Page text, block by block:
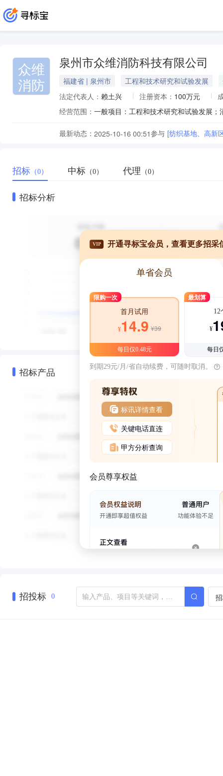
众维
消防
泉州市众维消防科技有限公司
福建省 | 泉州市 工程和技术研究和试验发展
法定代表人： 赖土兴 注册资本： 100万元
经营范围：
最新动态： 2025-10-16 00:51参与 [纺织基地、高新
招标 （0） 中标 （0） 代理 （0）
招标分析
招标产品
VIP 开通寻标宝会员，查看更多招采
单省会员
限购一次
首月试用
¥14.9 ¥39
每日仅0.48元
最划算
12
¥
每日
到期29元/月/省自动续费，可随时取消。
标讯详情查看
关键电话直连
甲方分析查询
会员尊享权益
招投标 0